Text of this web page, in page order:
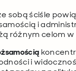
sobą ściśle
i
różnym celom w
i